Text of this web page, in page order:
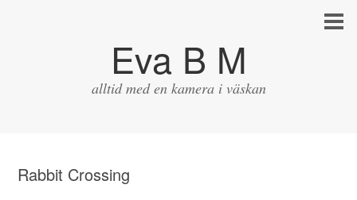
Eva B M
alltid med en kamera i väskan
Rabbit Crossing